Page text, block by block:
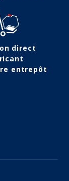
direct
entrepôt